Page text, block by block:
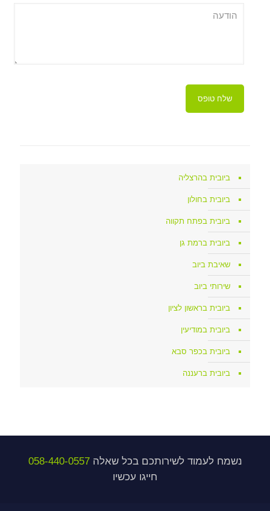
ביובית בהרצליה
ביובית בחולון
ביובית בפתח תקווה
ביובית ברמת גן
שאיבת ביוב
שירותי ביוב
ביובית בראשון לציון
ביובית במודיעין
ביובית בכפר סבא
ביובית ברעננה
נשמח לעמוד לשירותכם בכל שאלה058-440-0557
חייגו עכשיו